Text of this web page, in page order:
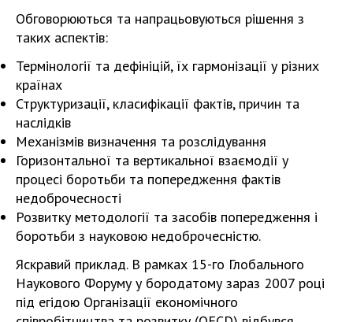
Обговорюються та напрацьовуються рішення з
таких аспектів:
Термінології та дефініцій, їх гармонізації у різних
країнах
Структуризації, класифікації фактів, причин та
наслідків
Механізмів визначення та розслідування
Горизонтальної та вертикальної взаємодії у
процесі боротьби та попередження фактів
недоброчесності
Розвитку методології та засобів попередження і
боротьби з науковою недоброчесністю.
Яскравий приклад. В рамках 15-го Глобального
Наукового Форуму у бородатому зараз 2007 році
під егідою Організації економічного